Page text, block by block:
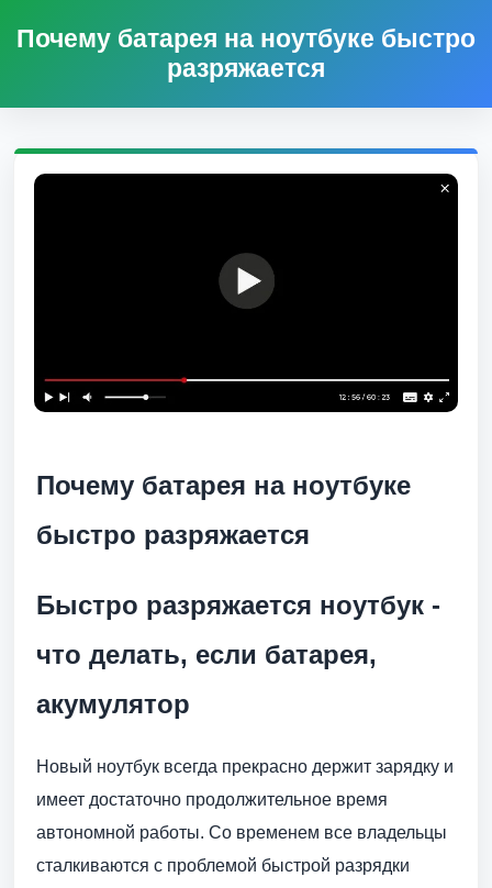
Почему батарея на ноутбуке быстро
разряжается
Почему батарея на ноутбуке
быстро разряжается
Быстро разряжается ноутбук -
что делать, если батарея,
акумулятор
Новый ноутбук всегда прекрасно держит зарядку и
имеет достаточно продолжительное время
автономной работы. Со временем все владельцы
сталкиваются с проблемой быстрой разрядки